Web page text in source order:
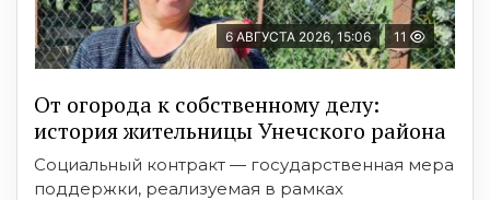
6 АВГУСТА 2026, 15:06 11
От огорода к собственному делу:
история жительницы Унечского района
Социальный контракт — государственная мера
поддержки, реализуемая в рамках